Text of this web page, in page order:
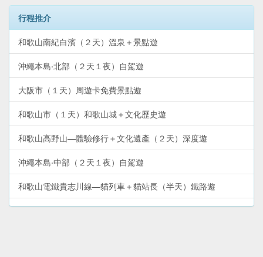
行程推介
和歌山南紀白濱（２天）溫泉＋景點遊
沖繩本島‧北部（２天１夜）自駕遊
大阪市（１天）周遊卡免費景點遊
和歌山市（１天）和歌山城＋文化歷史遊
和歌山高野山—體驗修行＋文化遺產（２天）深度遊
沖繩本島‧中部（２天１夜）自駕遊
和歌山電鐵貴志川線—貓列車＋貓站長（半天）鐵路遊
沖繩‧那霸市中心（２天１夜）YuiRail二日券暢遊